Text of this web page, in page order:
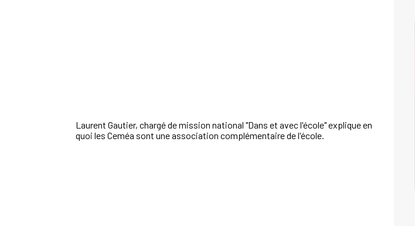
Laurent Gautier, chargé de mission national "Dans et avec l'école" explique en
quoi les Ceméa sont une association complémentaire de l'école.